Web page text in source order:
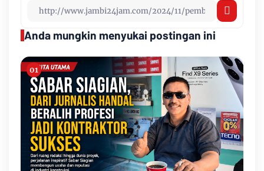
Anda mungkin menyukai postingan ini